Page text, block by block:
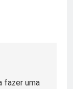
fazer uma